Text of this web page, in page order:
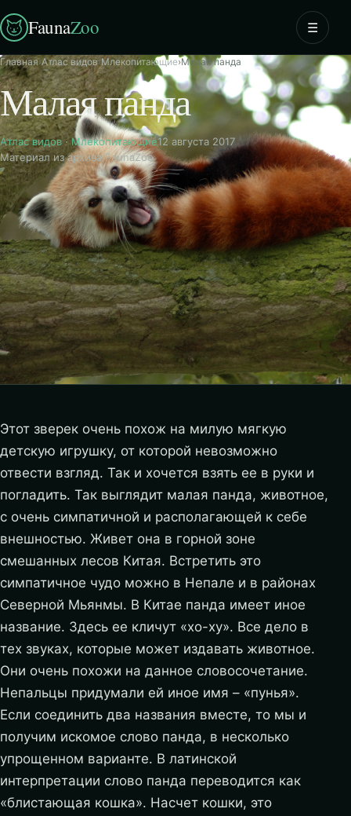
FaunaZoo ☰
Главная›Атлас видов›Млекопитающие›Малая панда
Малая панда
Атлас видов·Млекопитающие12 августа 2017
Материал из архива FaunaZoo
Этот зверек очень похож на милую мягкую
детскую игрушку, от которой невозможно
отвести взгляд. Так и хочется взять ее в руки и
погладить. Так выглядит малая панда, животное,
с очень симпатичной и располагающей к себе
внешностью. Живет она в горной зоне
смешанных лесов Китая. Встретить это
симпатичное чудо можно в Непале и в районах
Северной Мьянмы. В Китае панда имеет иное
название. Здесь ее кличут «хо-ху». Все дело в
тех звуках, которые может издавать животное.
Они очень похожи на данное словосочетание.
Непальцы придумали ей иное имя – «пунья».
Если соединить два названия вместе, то мы и
получим искомое слово панда, в несколько
упрощенном варианте. В латинской
интерпретации слово панда переводится как
«блистающая кошка». Насчет кошки, это